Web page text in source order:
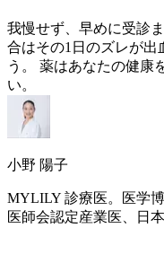
我慢せず、早めに受診
合はその1日のズレが出
う。 薬はあなたの健康
い。
小野 陽子
MYLILY 診療医。医学
医師会認定産業医、日